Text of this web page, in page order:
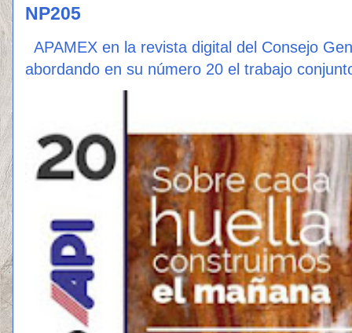
NP205
APAMEX en la revista digital del Consejo
abordando en su número 20 el trabajo